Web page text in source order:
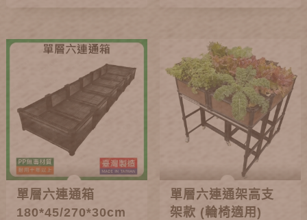
單層六連通箱
180*45/270*30cm
單層六連通架高支
架款 (輪椅適用)